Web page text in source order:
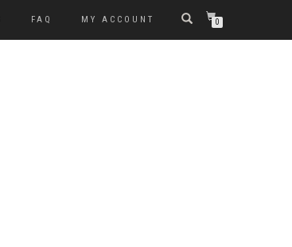
FAQ MY ACCOUNT 0